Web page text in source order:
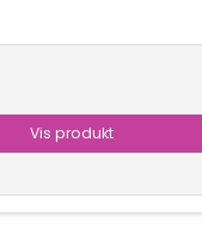
Vis produkt